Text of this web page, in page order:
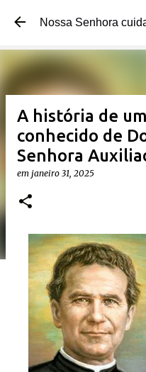
Pular para o
Nossa Senhora
A história de
conhecido de
Senhora
em janeiro 31, 2025